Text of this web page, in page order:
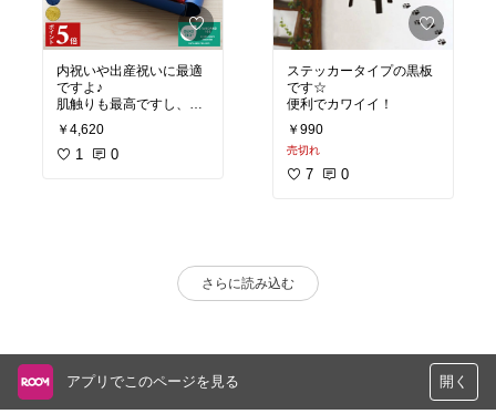
内祝いや出産祝いに最適
ですよ♪
肌触りも最高ですし、色
￥4,620
1 0
ステッカータイプの黒板
です☆
便利でカワイイ！
￥990
売切れ
7 0
さらに読み込む
アプリでこのページを見る 開く